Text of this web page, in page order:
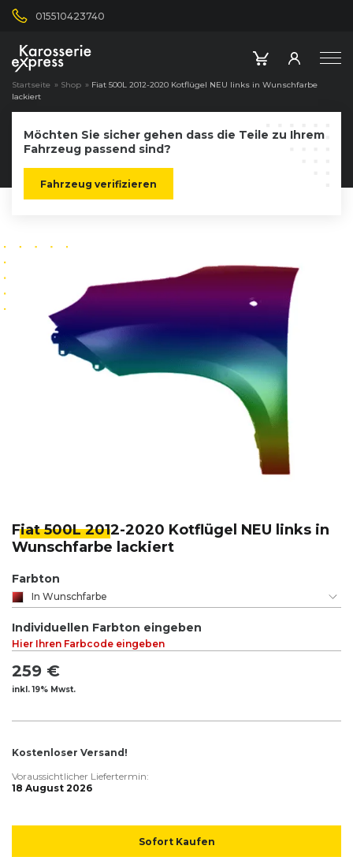
015510423740
Startseite » Shop » Fiat 500L 2012-2020 Kotflügel NEU links in Wunschfarbe
lackiert
Möchten Sie sicher gehen dass die Teile zu Ihrem
Fahrzeug passend sind?
Fahrzeug verifizieren
Fiat 500L 2012-2020 Kotflügel NEU links in
Wunschfarbe lackiert
Farbton
In Wunschfarbe
Individuellen Farbton eingeben
Hier Ihren Farbcode eingeben
259 €
inkl. 19% Mwst.
Kostenloser Versand!
Voraussichtlicher Liefertermin:
18 August 2026
Sofort Kaufen